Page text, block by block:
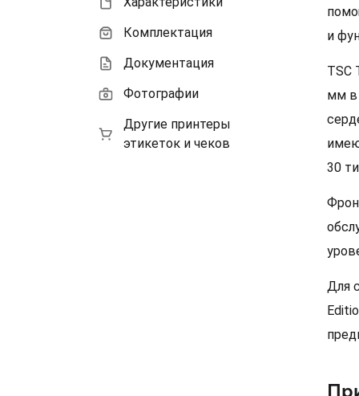
Комплектация
Документация
Фотографии
Другие принтеры
этикеток и чеков
и
TSC
мм в
30
Для